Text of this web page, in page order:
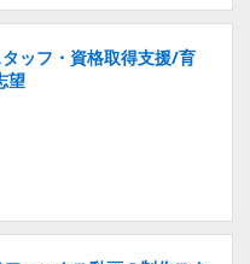
ッフ・資格取得支援/育
望